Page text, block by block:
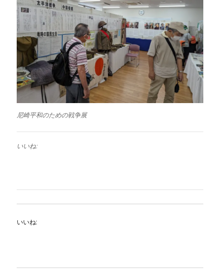
尼崎平和のための戦争展
いいね:
いいね: